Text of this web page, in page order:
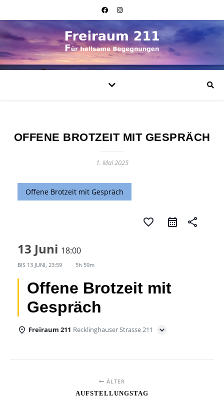
OFFENE BROTZEIT MIT GESPRÄCH
1. Mai 2025
Offene Brotzeit mit Gespräch
favorite_border share
13 Juni 18:00
BIS 13 JUNI, 23:59 5h 59m
Offene Brotzeit mit
Gespräch
Freiraum 211 Recklinghauser Strasse 211
ÄLTER
AUFSTELLUNGSTAG